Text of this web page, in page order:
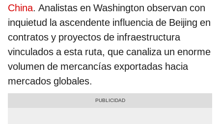
China. Analistas en Washington observan con
inquietud la ascendente influencia de Beijing en
contratos y proyectos de infraestructura
vinculados a esta ruta, que canaliza un enorme
volumen de mercancías exportadas hacia
mercados globales.